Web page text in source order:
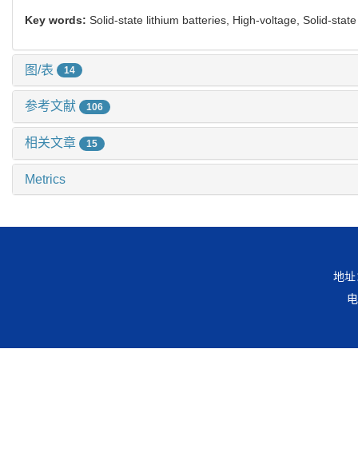
Key words: Solid-state lithium batteries, High-voltage, Solid-
图/表 14
参考文献 106
相关文章 15
Metrics
地